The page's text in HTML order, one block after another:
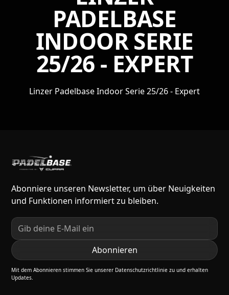
PADELBASE
INDOOR SERIE
25/26 - EXPERT
Linzer Padelbase Indoor Serie 25/26 - Expert
Abonniere unseren Newsletter, um über Neuigkeiten
und Funktionen informiert zu bleiben.
Mit dem Abonnieren stimmen Sie unserer Datenschutzrichtlinie zu und erhalten
Updates.